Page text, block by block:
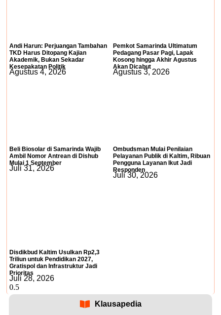
Andi Harun: Perjuangan Tambahan
TKD Harus Ditopang Kajian
Akademik, Bukan Sekadar
Kesepakatan Politik
Agustus 4, 2026
Pemkot Samarinda Ultimatum
Pedagang Pasar Pagi, Lapak
Kosong hingga Akhir Agustus
Akan Dicabut
Agustus 3, 2026
Beli Biosolar di Samarinda Wajib
Ambil Nomor Antrean di Dishub
Mulai 1 September
Juli 31, 2026
Ombudsman Mulai Penilaian
Pelayanan Publik di Kaltim, Ribuan
Pengguna Layanan Ikut Jadi
Responden
Juli 30, 2026
Disdikbud Kaltim Usulkan Rp2,3
Triliun untuk Pendidikan 2027,
Gratispol dan Infrastruktur Jadi
Prioritas
Juli 28, 2026
Klausapedia